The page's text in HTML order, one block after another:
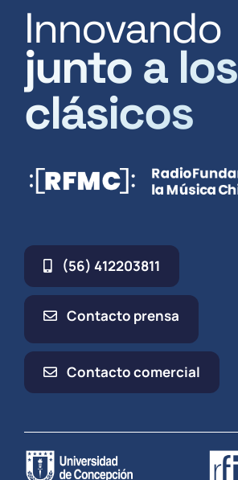
Innovando
junto a los
clásicos
(56) 412203811
Contacto prensa
Contacto comercial